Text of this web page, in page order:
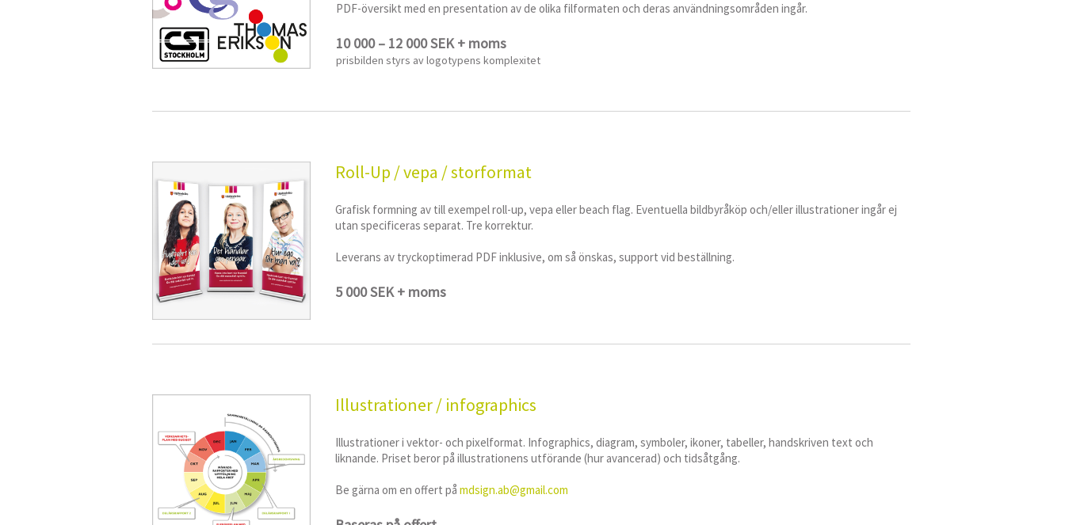
PDF-översikt med en presentation av de olika filformaten och deras användningsområden ingår.
10 000 – 12 000 SEK + moms
prisbilden styrs av logotypens komplexitet
Roll-Up / vepa / storformat
Grafisk formning av till exempel roll-up, vepa eller beach flag. Eventuella bildbyråköp och/eller illustrationer ingår ej
utan specificeras separat. Tre korrektur.
Leverans av tryckoptimerad PDF inklusive, om så önskas, support vid beställning.
5 000 SEK​ + moms
Illustrationer / infographics
Illustrationer i vektor- och pixelformat. Infographics, diagram, symboler, ikoner, tabeller, handskriven text och
liknande. Priset beror på illustrationens utförande (hur avancerad) och tidsåtgång.
Be gärna om en offert på mdsign.ab@gmail.com